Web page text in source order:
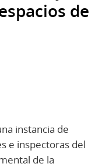
de
instancia de
e inspectoras del
de la